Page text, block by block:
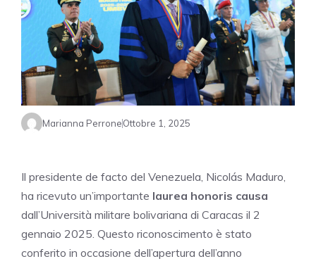
Marianna PerroneOttobre 1, 2025
Il presidente de facto del Venezuela, Nicolás Maduro,
ha ricevuto un’importante laurea honoris causa
dall’Università militare bolivariana di Caracas il 2
gennaio 2025. Questo riconoscimento è stato
conferito in occasione dell’apertura dell’anno